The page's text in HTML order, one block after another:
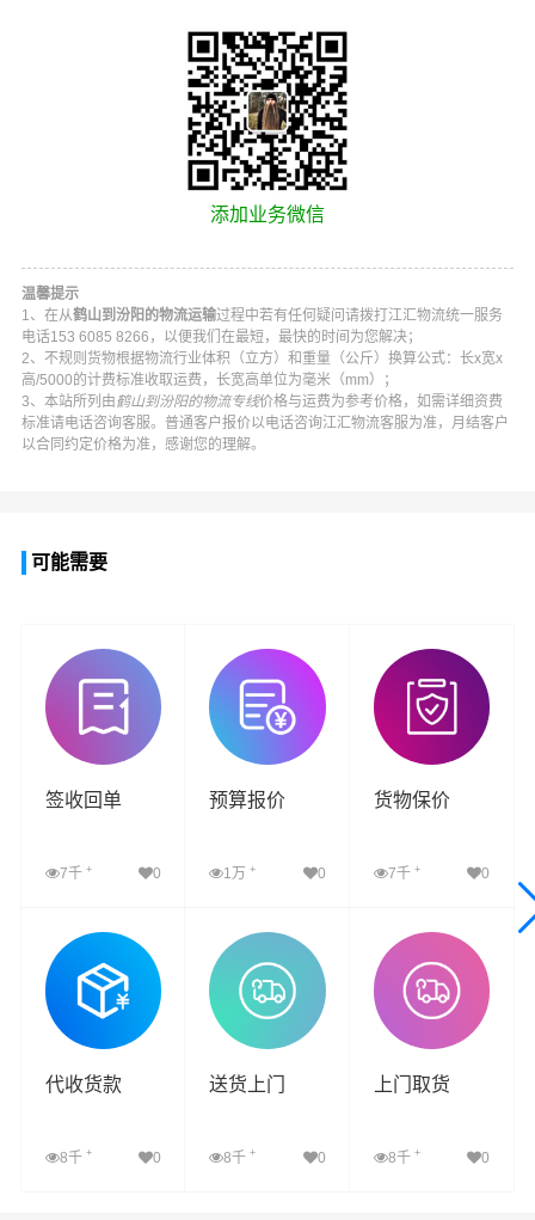
添加业务微信
温馨提示
1、在从鹤山到汾阳的物流运输过程中若有任何疑问请拨打 江汇物流统一服务
电话153 6085 8266 ，以便我们在最短，最快的时间为您解决；
2、不规则货物根据物流行业体积（立方）和重量（公斤）换算公式：长x宽x
高/5000的计费标准收取运费，长宽高单位为毫米（mm）；
3、本站所列由鹤山到汾阳的物流专线价格与运费为参考价格，如需详细资费
标准请电话咨询客服。普通客户报价以电话咨询江汇物流客服为准，月结客户
以合同约定价格为准，感谢您的理解。
可能需要
签收回单
7千 + 0
查看详细
预算报价
1万+ 0
查看详细
货物保价
7千 + 0
查看详细
代收货款
8千 + 0
送货上门
8千+ 0
上门取货
8千 + 0